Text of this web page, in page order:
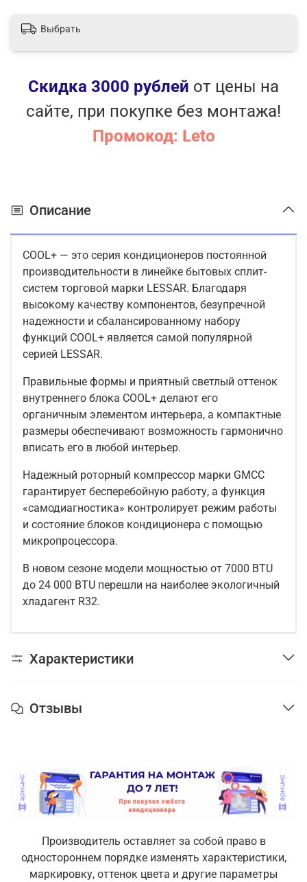
Выбрать
Скидка 3000 рублей от цены на
сайте, при покупке без монтажа!
Промокод: Leto
Описание
COOL+ — это серия кондиционеров постоянной
производительности в линейке бытовых сплит-
систем торговой марки LESSAR. Благодаря
высокому качеству компонентов, безупречной
надежности и сбалансированному набору
функций COOL+ является самой популярной
серией LESSAR.
Правильные формы и приятный светлый оттенок
внутреннего блока COOL+ делают его
органичным элементом интерьера, а компактные
размеры обеспечивают возможность гармонично
вписать его в любой интерьер.
Надежный роторный компрессор марки GMCC
гарантирует бесперебойную работу, а функция
«самодиагностика» контролирует режим работы
и состояние блоков кондиционера с помощью
микропроцессора.
В новом сезоне модели мощностью от 7000 BTU
до 24 000 BTU перешли на наиболее экологичный
хладагент R32.
Характеристики
Отзывы
Производитель оставляет за собой право в
одностороннем порядке изменять характеристики,
маркировку, оттенок цвета и другие параметры